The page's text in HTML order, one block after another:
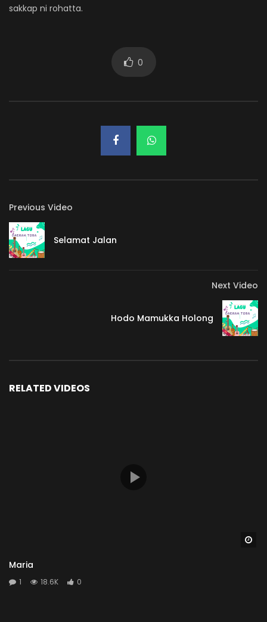
sakkap ni rohatta.
0
Previous Video
Selamat Jalan
Next Video
Hodo Mamukka Holong
RELATED VIDEOS
Maria
1 18.6K 0